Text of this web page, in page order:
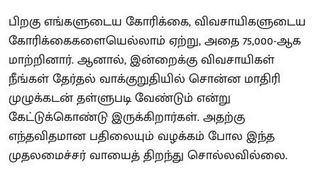
பிறகு எங்களுடைய கோரிக்கை, விவசாயிகளுடைய
கோரிக்கைகளையெல்லாம் ஏற்று, அதை 75,000-ஆக
மாற்றினார். ஆனால், இன்றைக்கு விவசாயிகள்
நீங்கள் தேர்தல் வாக்குறுதியில் சொன்ன மாதிரி
முழுக்கடன் தள்ளுபடி வேண்டும் என்று
கேட்டுக்கொண்டு இருக்கிறார்கள். அதற்கு
எந்தவிதமான பதிலையும் வழக்கம் போல இந்த
முதலமைச்சர் வாயைத் திறந்து சொல்லவில்லை.